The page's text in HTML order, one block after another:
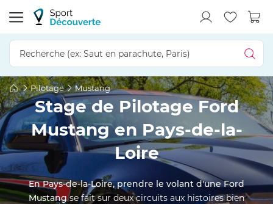
Pilotage Mustang
Stage de Pilotage Ford
Mustang en Pays-de-la-
Loire
En Pays-de-la-Loire, prendre le volant d'une Ford
Mustangse fait sur deux circuits aux histoires bien